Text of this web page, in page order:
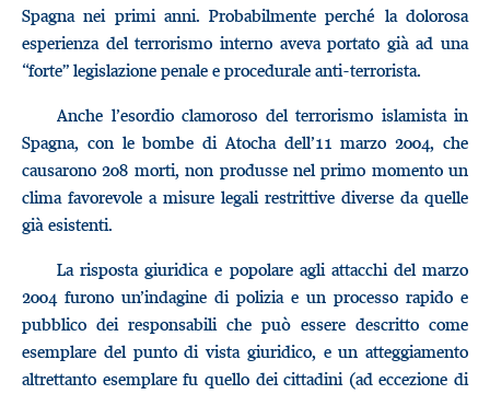
Spagna nei primi anni. Probabilmente perché la dolorosa
esperienza del terrorismo interno aveva portato già ad una
“forte” legislazione penale e procedurale anti-terrorista.
Anche l’esordio clamoroso del terrorismo islamista in
Spagna, con le bombe di Atocha dell’11 marzo 2004, che
causarono 208 morti, non produsse nel primo momento un
clima favorevole a misure legali restrittive diverse da quelle
già esistenti.
La risposta giuridica e popolare agli attacchi del marzo
2004 furono un’indagine di polizia e un processo rapido e
pubblico dei responsabili che può essere descritto come
esemplare del punto di vista giuridico, e un atteggiamento
altrettanto esemplare fu quello dei cittadini (ad eccezione di